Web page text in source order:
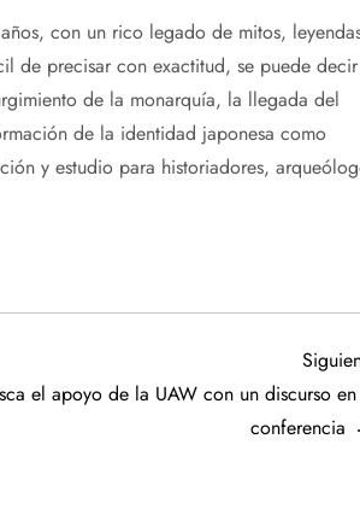
con un rico legado de mitos,
de precisar con exactitud, se puede decir
de la monarquía, la llegada del
de la identidad japonesa como
y estudio para historiadores,
el apoyo de la UAW con un discurso
conferencia